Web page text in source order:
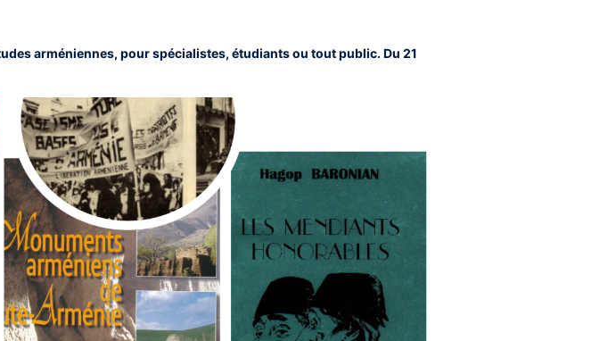
arméniennes, pour spécialistes, étudiants ou tout public. Du 21